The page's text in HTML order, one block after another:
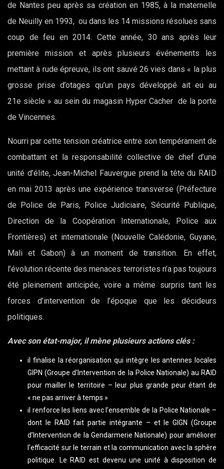
de Nantes peu après sa création en 1985, à la maternelle
de Neuilly en 1993, ou dans les 14 missions résolues sans
coup de feu en 2014. Cette année, 30 ans après leur
première mission et après plusieurs événements les
mettant à rude épreuve, ils ont sauvé 26 vies dans « la plus
grosse prise d’otages qu’un pays développé ait eu au
21e siècle » au sein du magasin Hyper Cacher de la porte
de Vincennes.
Nourri par cette tension créatrice entre son tempérament de
combattant et la responsabilité collective de chef d’une
unité d’élite, Jean-Michel Fauvergue prend la tête du RAID
en mai 2013 après une expérience transverse (Préfecture
de Police de Paris, Police Judiciaire, Sécurité Publique,
Direction de la Coopération Internationale, Police aux
Frontières) et internationale (Nouvelle Calédonie, Guyane,
Mali et Gabon) à un moment de transition. En effet,
l’évolution récente des menaces terroristes n’a pas toujours
été pleinement anticipée, voire a même surpris tant les
forces d’intervention de l’époque que les décideurs
politiques.
Avec son état-major, il mène plusieurs actions clés :
il finalise la réorganisation qui intègre les antennes locales
GIPN (Groupe d’Intervention de la Police Nationale) au RAID
pour mailler le territoire – leur plus grande peur étant de
« ne pas arriver à temps »
il renforce les liens avec l’ensemble de la Police Nationale –
dont le RAID fait partie intégrante – et le GIGN (Groupe
d’Intervention de la Gendarmerie Nationale) pour améliorer
l’efficacité sur le terrain et la communication avec la sphère
politique. Le RAID est devenu une unité à disposition de